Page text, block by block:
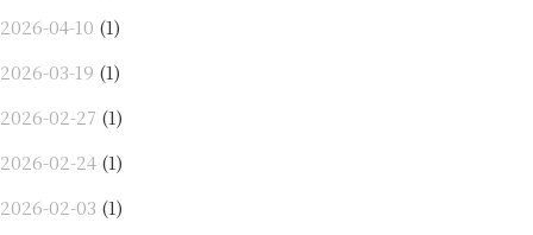
2026-04-10 (1)
2026-03-19 (1)
2026-02-27 (1)
2026-02-24 (1)
2026-02-03 (1)